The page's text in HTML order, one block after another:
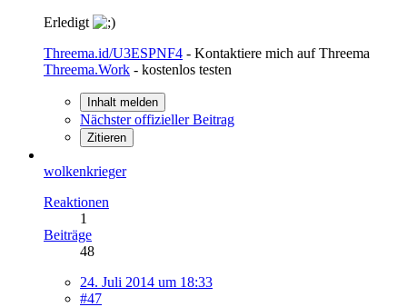
Erledigt
Threema.id/U3ESPNF4 - Kontaktiere mich auf Threema
Threema.Work - kostenlos testen
Inhalt melden
Nächster offizieller Beitrag
Zitieren
wolkenkrieger
Reaktionen
1
Beiträge
48
24. Juli 2014 um 18:33
#47